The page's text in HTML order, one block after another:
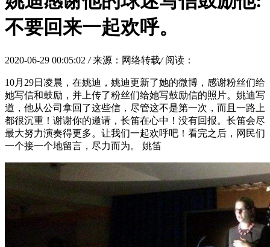
不要回来一起欢呼。
2020-06-29 00:05:02 / 来源：网络转载/ 阅读：
10月29日凌晨，在姚迪，姚迪更新了她的微博，感谢粉丝们给
她写信和鼓励，并上传了粉丝们给她写鼓励信的照片。姚迪写
道，他从公司拿回了这些信，尽管这不是第一次，而且一路上
都很沉重！谢谢你的邀请，长笛在心中！没有回报。长笛会尽
最大努力演奏得更多。让我们一起欢呼吧！看完之后，网民们
一个接一个地留言，尽力而为。 姚笛